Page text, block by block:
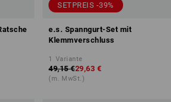
SETPREIS -39%
e.s. Spanngurt-Set mit
Klemmverschluss
1 Variante
49,15 €29,63 €
(m. MwSt.)